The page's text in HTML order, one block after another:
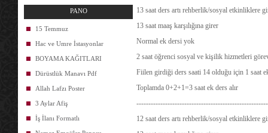
PANO
15 Temmuz
Hac ve Umre İstasyonlar
BOYAMA KAĞITLARI
Dürüstlük Manavı Pdf
Allah Lafzı Poster
3 Aylar Afiş
İş İlanı Formatlı
13 saat ders artı rehberlik/sosyal etkinliklere
13 saat maaş karşılığına girer
Normal ek dersi yok
2 saat öğrenci sosyal ve kişilik hizmetleri
Fiilen girdiği ders saati 14 olduğu için 1 saat
Toplamda 0+2+1=3 saat ek ders alır
12 saat ders artı rehberlik/sosyal etkinliklere